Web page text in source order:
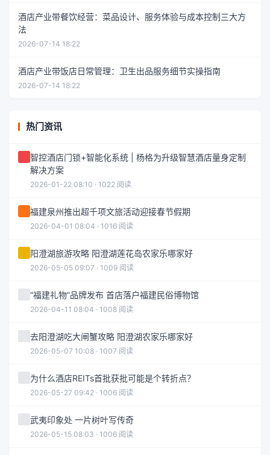
酒店产业带餐饮经营：菜品设计、服务体验与成本控制三大方
法
2026-07-14 18:22
酒店产业带饭店日常管理：卫生出品服务细节实操指南
2026-07-14 18:22
热门资讯
智控酒店门锁+智能化系统 | 杨格为升级智慧酒店量身定制
解决方案
2026-01-22 08:10 · 1022 阅读
福建泉州推出超千项文旅活动迎接春节假期
2026-04-01 08:04 · 1016 阅读
阳澄湖旅游攻略 阳澄湖莲花岛农家乐哪家好
2026-05-05 09:07 · 1009 阅读
“福建礼物”品牌发布 首店落户福建民俗博物馆
2026-04-11 08:04 · 1008 阅读
去阳澄湖吃大闸蟹攻略 阳澄湖农家乐哪家好
2026-05-07 10:08 · 1007 阅读
为什么酒店REITs首批获批可能是个转折点？
2026-05-27 09:42 · 1006 阅读
武夷印象处 一片树叶写传奇
2026-05-15 08:03 · 1006 阅读